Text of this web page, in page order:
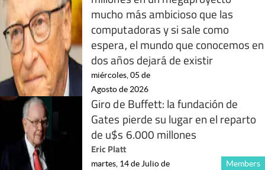
mucho más ambicioso que las
computadoras y si sale como
espera, el mundo que conocemos en
dos años dejará de existir
miércoles, 05 de
Agosto de 2026
Giro de Buffett: la fundación de
Gates pierde su lugar en el reparto
de u$s 6.000 millones
Eric Platt
Members
martes, 14 de Julio de